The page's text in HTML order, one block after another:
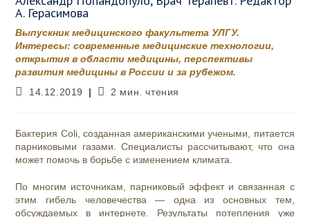
А. Герасимова
Выпускник медицинского факультета УЛГУ.
Интересы: современные медицинские технологии,
открытия в области медицины, перспективы
развития медицины в России и за рубежом.
Запись
14.12.2019
Время
2 мин. чтения
Бактерия Coli, созданная американскими учеными, питается
парниковыми газами. Специалисты рассчитывают, что она
может помочь в борьбе с изменением климата.
По многим источникам, парниковый эффект и связанная с
этим гибель человечества — одна из основных тем,
обсуждаемых в интернете. Результаты потепления уже